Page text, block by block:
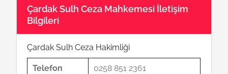
Çardak Sulh Ceza Mahkemesi İletişim
Bilgileri
Çardak Sulh Ceza Hakimliği
Telefon 0258 851 2361